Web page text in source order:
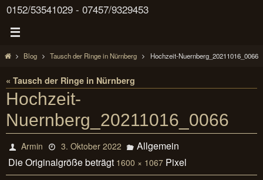
0152/53541029 - 07457/9329453
StartBlog Tausch der Ringe in Nürnberg Hochzeit-Nuernberg_20211016_0066
« Tausch der Ringe in Nürnberg
Hochzeit-
Nuernberg_20211016_0066
Armin 3. Oktober 2022
Allgemein
Die Originalgröße beträgt 1600 × 1067 Pixel